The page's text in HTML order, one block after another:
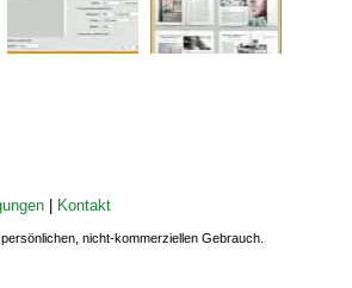
| Kontakt
nicht-kommerziellen Gebrauch.